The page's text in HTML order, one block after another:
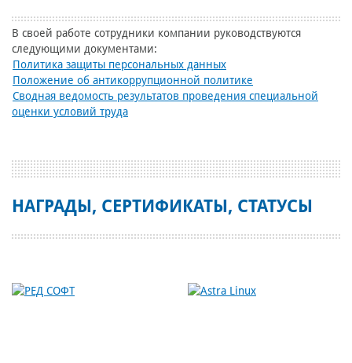
В своей работе сотрудники компании руководствуются
следующими документами:
Политика защиты персональных данных
Положение об антикоррупционной политике
Сводная ведомость результатов проведения специальной
оценки условий труда
НАГРАДЫ, СЕРТИФИКАТЫ, СТАТУСЫ